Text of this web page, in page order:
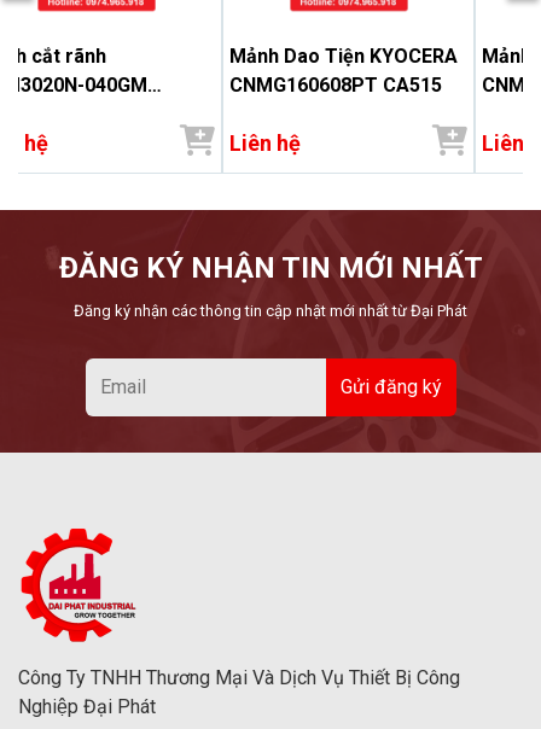
cắt rãnh
040GM
hệ
Mảnh Dao Tiện KYOCERA
CNMG160608PT CA515
Liên hệ
Mảnh
Liên
ĐĂNG KÝ NHẬN TIN MỚI NHẤT
Đăng ký nhận các thông tin cập nhật mới nhất từ Đại Phát
Công Ty TNHH Thương Mại Và Dịch Vụ Thiết Bị Công
Nghiệp Đại Phát